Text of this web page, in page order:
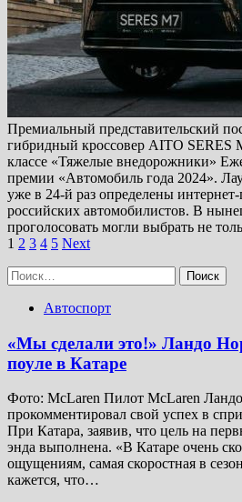
Премиальный представительский
гибридный кроссовер AITO SERES
классе «Тяжелые внедорожники»
премии «Автомобиль года 2024».
уже в 24-й раз определены
российских автомобилистов. В
проголосовать могли выбрать не
Пагинация
записей
1 2 3 4 5 Next
Найти:
Автоспорт
«Мы сделали это!» Ландо
поуле в Катаре
Фото: McLaren Пилот McLaren
прокомментировал свой успех в
При Катара, заявив, что цель на
энда выполнена. «В Катаре очень
ощущениям, самая скоростная в
кажется, что…